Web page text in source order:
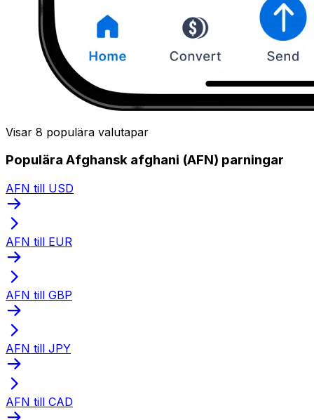
Visar 8 populära valutapar
Populära Afghansk afghani (AFN) parningar
AFN till USD
AFN till EUR
AFN till GBP
AFN till JPY
AFN till CAD